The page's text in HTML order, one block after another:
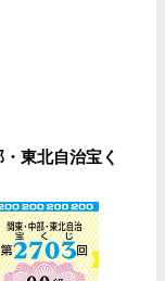
東北自治宝く